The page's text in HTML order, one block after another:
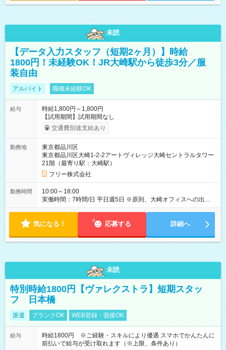
未読
【データ入力スタッフ（短期2ヶ月）】時給
1800円！未経験OK！JR大崎駅から徒歩3分／服
装自由
アルバイト 職種未経験OK
給与
時給1,800円～1,800円
【試用期間】試用期間なし
交通費別途支給あり
勤務地
東京都品川区
東京都品川区大崎1-2-2アートヴィレッジ大崎セントラルタワー
21階（最寄り駅：大崎駅）
フリー株式会社
勤務時間
10:00～18:00
実働時間：7時間/日 平日週5日 ※原則、大崎オフィスへの出社勤
務となります。 【注意事項】 ※短期アルバイト（2026年10月
気になる！ 応募する 詳細へ
未読
特別時給1800円【ヴァレクストラ】短期スタッ
フ 日本橋
派遣 ブランクOK WEB登録・面接OK
給与
時給1800円 ※ご経験・スキルにより優遇 スマホでかんたんに
前払いで給与が受け取れます（※上限、条件あり）